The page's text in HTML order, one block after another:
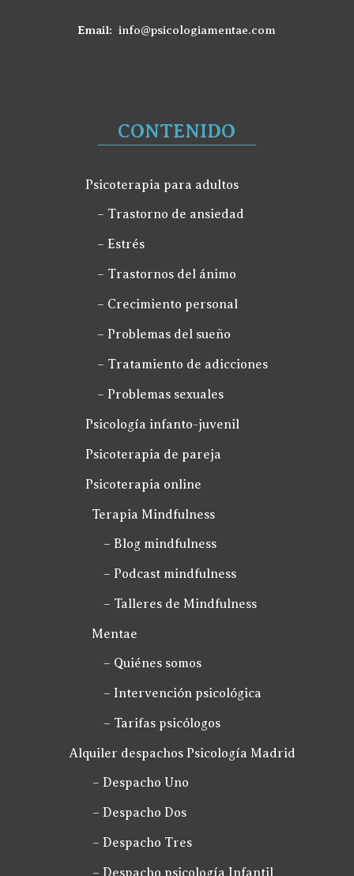
Email:info@psicologiamentae.com
CONTENIDO
Psicoterapia para adultos
– Trastorno de ansiedad
– Estrés
– Trastornos del ánimo
– Crecimiento personal
– Problemas del sueño
– Tratamiento de adicciones
– Problemas sexuales
Psicología infanto-juvenil
Psicoterapia de pareja
Psicoterapia online
Terapia Mindfulness
– Blog mindfulness
– Podcast mindfulness
– Talleres de Mindfulness
Mentae
– Quiénes somos
– Intervención psicológica
– Tarifas psicólogos
Alquiler despachos Psicología Madrid
– Despacho Uno
– Despacho Dos
– Despacho Tres
– Despacho psicología Infantil